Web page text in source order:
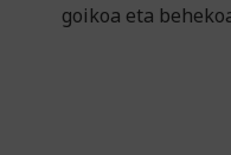
goikoa eta